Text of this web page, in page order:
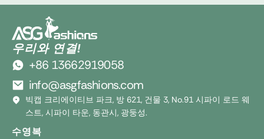
우리와 연결!
+86 13662919058
info@asgfashions.com
빅캡 크리에이티브 파크, 방 621, 건물 3, No.91 시파이 로드 웨
스트, 시파이 타운, 동관시, 광둥성.
수영복